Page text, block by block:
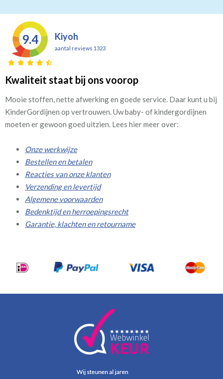
9.4 Kiyoh
aantal reviews 1323
Kwaliteit staat bij ons voorop
Mooie stoffen, nette afwerking en goede service. Daar kunt u bij
KinderGordijnen op vertrouwen. Uw baby- of kindergordijnen
moeten er gewoon goed uitzien. Lees hier meer over:
Onze werkwijze
Bestellen en betalen
Reacties van onze klanten
Verzending en levertijd
Algemene voorwaarden
Bedenktijd en herroepingsrecht
Garantie, klachten en retourname